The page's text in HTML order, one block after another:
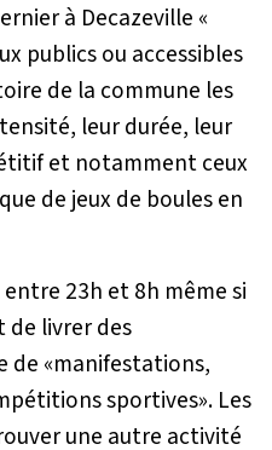
à Decazeville «
publics ou accessibles
de la commune les
leur durée, leur
et notamment ceux
de jeux de boules en
23h et 8h même si
de livrer des
de «manifestations,
sportives». Les
une autre activité